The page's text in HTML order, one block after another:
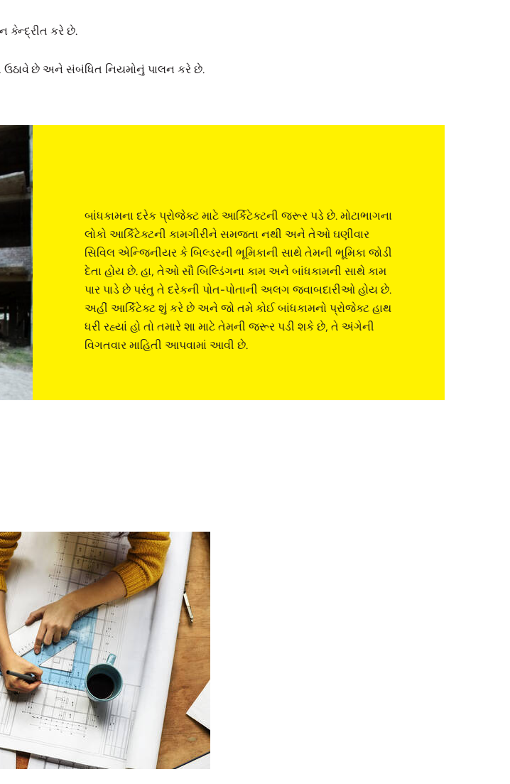
કેન્દ્રીત કરે છે.
છે અને સંબંધિત નિયમોનું પાલન કરે છે.
બાંધકામના દરેક પ્રોજેક્ટ માટે આર્કિટેક્ટની જરૂર પડે છે. મોટાભાગના
લોકો આર્કિટેક્ટની કામગીરીને સમજતા નથી અને તેઓ ઘણીવાર
સિવિલ એન્જિનીયર કે બિલ્ડરની ભૂમિકાની સાથે તેમની ભૂમિકા જોડી
દેતા હોય છે. હા, તેઓ સૌ બિલ્ડિંગના કામ અને બાંધકામની સાથે કામ
પાર પાડે છે પરંતુ તે દરેકની પોત-પોતાની અલગ જવાબદારીઓ હોય છે.
અહીં આર્કિટેક્ટ શું કરે છે અને જો તમે કોઈ બાંધકામનો પ્રોજેક્ટ હાથ
ધરી રહ્યાં હો તો તમારે શા માટે તેમની જરૂર પડી શકે છે, તે અંગેની
વિગતવાર માહિતી આપવામાં આવી છે.